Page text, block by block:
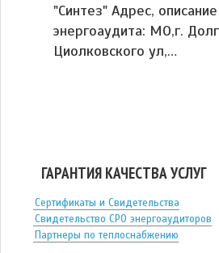
"Синтез" Адрес,
энергоаудита: МО,г.
Циолковского ул,…
ГАРАНТИЯ КАЧЕСТВА УСЛУГ
Сертификаты и Свидетельства
Свидетельство СРО энергоаудиторов
Партнеры по теплоснабжению